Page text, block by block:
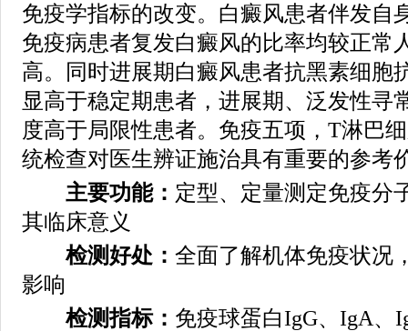
免疫学指标的改变。白癜风患者伴发自
免疫病患者复发白癜风的比率均较正常
高。同时进展期白癜风患者抗黑素细胞
显高于稳定期患者，进展期、泛发性寻
度高于局限性患者。免疫五项，T淋巴
统检查对医生辨证施治具有重要的参考
主要功能： 定型、定量测定免疫分
其临床意义
检测好处： 全面了解机体免疫状况
影响
检测指标： 免疫球蛋白IgG、IgA、